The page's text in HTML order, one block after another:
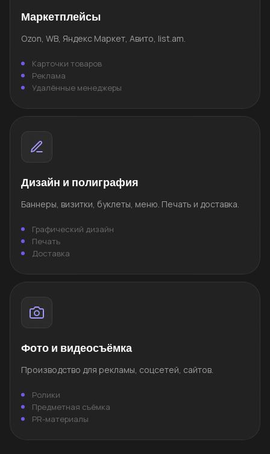
Маркетплейсы
Ozon, WB, Яндекс Маркет, Авито, list.am.
Карточки товаров
Реклама
Удалённые менеджеры
Дизайн и полиграфия
Баннеры, визитки, буклеты, меню. Печать и доставка.
Графический дизайн
Печать
Доставка
Фото и видеосъёмка
Производство для рекламы, соцсетей, сайтов.
Ролики
Предметная съёмка
PR-материалы